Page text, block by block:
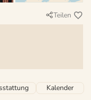
Teilen
Kalender